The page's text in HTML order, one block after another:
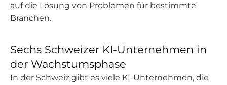
auf die Lösung von Problemen für bestimmte
Branchen.
Sechs Schweizer KI-Unternehmen in
der Wachstumsphase
In der Schweiz gibt es viele KI-Unternehmen, die